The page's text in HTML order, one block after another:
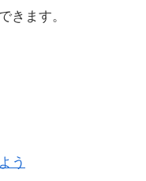
きます。
う